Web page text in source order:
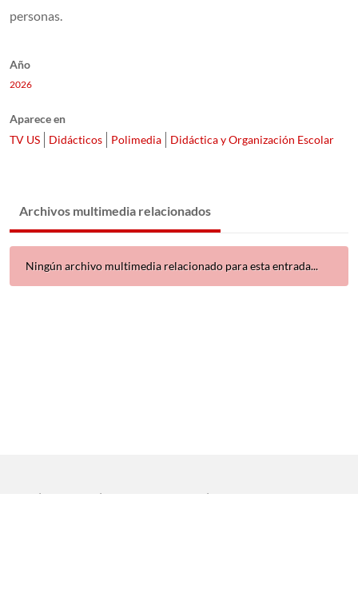
personas.
Año
2026
Aparece en
TV US
Didácticos Polimedia Didáctica y Organización Escolar
Archivos multimedia relacionados
Ningún archivo multimedia relacionado para esta entrada...
| | |